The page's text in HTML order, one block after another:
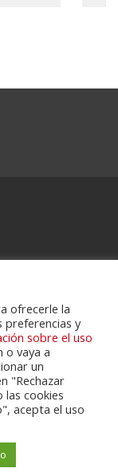
ofrecerle la
preferencias y
sobre el uso
o vaya a
un
"Rechazar
las cookies
acepta el uso